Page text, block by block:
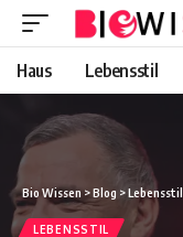
Haus Lebensstil
Bio Wissen>Blog >Lebensstil
LEBENSSTIL